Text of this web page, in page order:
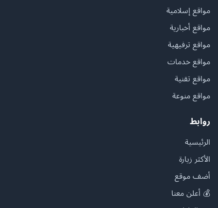
مواقع إسلامية
مواقع أخبارية
مواقع ترفيهية
مواقع خدمات
مواقع تقنية
مواقع منوعة
روابط
الرئيسية
الأكثر زيارة
أضف موقع
💰 أعلن معنا